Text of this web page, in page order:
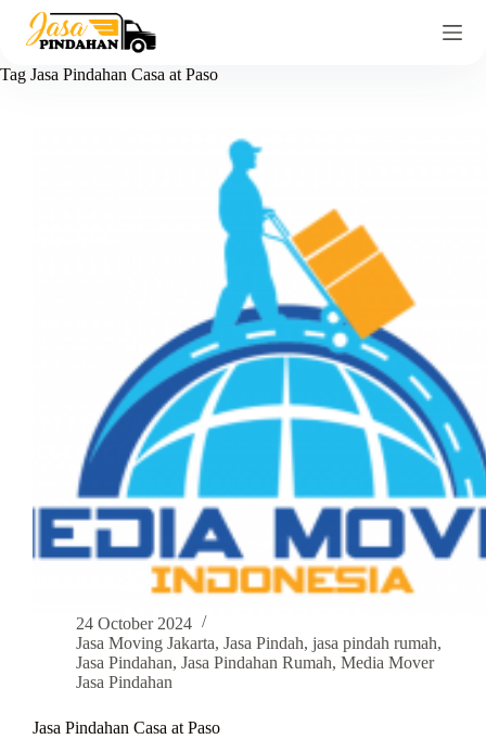
Tag Jasa Pindahan Casa at Paso
24 October 2024
Jasa Moving Jakarta, Jasa Pindah, jasa pindah rumah,
Jasa Pindahan, Jasa Pindahan Rumah, Media Mover
Jasa Pindahan
Jasa Pindahan Casa at Paso